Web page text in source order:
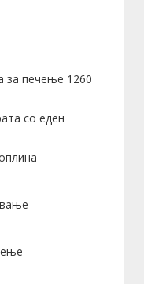
за печење 1260
со еден